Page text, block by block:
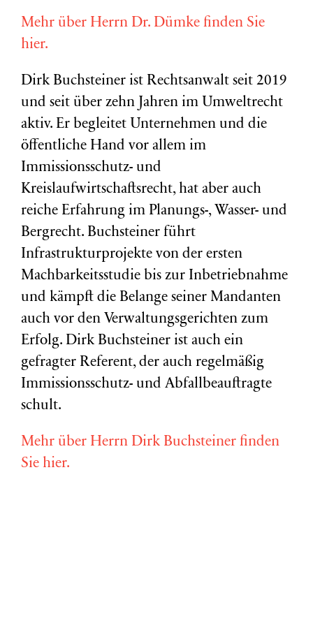
Mehr über Herrn Dr. Dümke finden Sie
hier.
Dirk Buchsteiner ist Rechtsanwalt seit 2019
und seit über zehn Jahren im Umweltrecht
aktiv. Er begleitet Unternehmen und die
öffentliche Hand vor allem im
Immissionsschutz- und
Kreislaufwirtschaftsrecht, hat aber auch
reiche Erfahrung im Planungs-, Wasser- und
Bergrecht. Buchsteiner führt
Infrastrukturprojekte von der ersten
Machbarkeitsstudie bis zur Inbetriebnahme
und kämpft die Belange seiner Mandanten
auch vor den Verwaltungsgerichten zum
Erfolg. Dirk Buchsteiner ist auch ein
gefragter Referent, der auch regelmäßig
Immissionsschutz- und Abfallbeauftragte
schult.
Mehr über Herrn Dirk Buchsteiner finden
Sie hier.